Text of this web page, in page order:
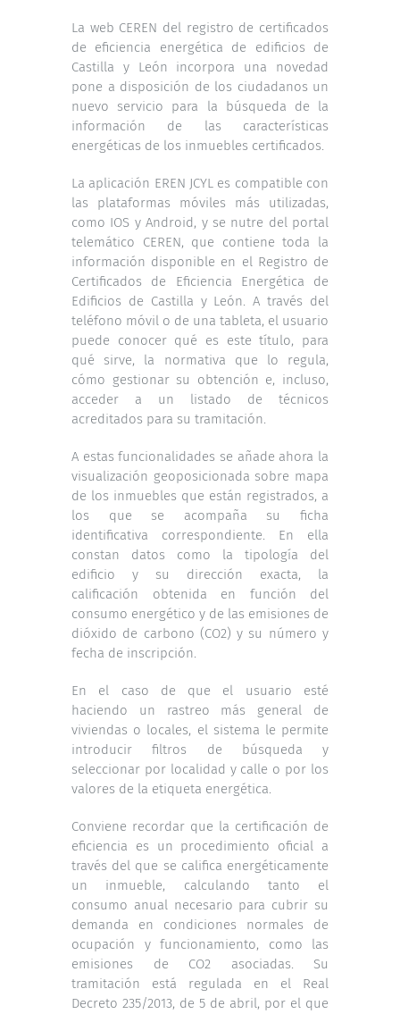
La web CEREN del registro de certificados
de eficiencia energética de edificios de
Castilla y León incorpora una novedad
pone a disposición de los ciudadanos un
nuevo servicio para la búsqueda de la
información de las características
energéticas de los inmuebles certificados.
La aplicación EREN JCYL es compatible con
las plataformas móviles más utilizadas,
como IOS y Android, y se nutre del portal
telemático CEREN, que contiene toda la
información disponible en el Registro de
Certificados de Eficiencia Energética de
Edificios de Castilla y León. A través del
teléfono móvil o de una tableta, el usuario
puede conocer qué es este título, para
qué sirve, la normativa que lo regula,
cómo gestionar su obtención e, incluso,
acceder a un listado de técnicos
acreditados para su tramitación.
A estas funcionalidades se añade ahora la
visualización geoposicionada sobre mapa
de los inmuebles que están registrados, a
los que se acompaña su ficha
identificativa correspondiente. En ella
constan datos como la tipología del
edificio y su dirección exacta, la
calificación obtenida en función del
consumo energético y de las emisiones de
dióxido de carbono (CO2) y su número y
fecha de inscripción.
En el caso de que el usuario esté
haciendo un rastreo más general de
viviendas o locales, el sistema le permite
introducir filtros de búsqueda y
seleccionar por localidad y calle o por los
valores de la etiqueta energética.
Conviene recordar que la certificación de
eficiencia es un procedimiento oficial a
través del que se califica energéticamente
un inmueble, calculando tanto el
consumo anual necesario para cubrir su
demanda en condiciones normales de
ocupación y funcionamiento, como las
emisiones de CO2 asociadas. Su
tramitación está regulada en el Real
Decreto 235/2013, de 5 de abril, por el que